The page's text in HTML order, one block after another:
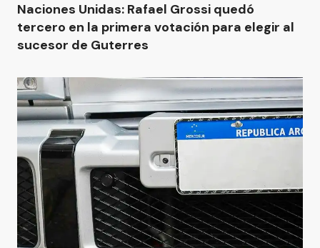
Naciones Unidas: Rafael Grossi quedó
tercero en la primera votación para elegir al
sucesor de Guterres